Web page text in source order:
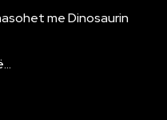
me Dinosaurin